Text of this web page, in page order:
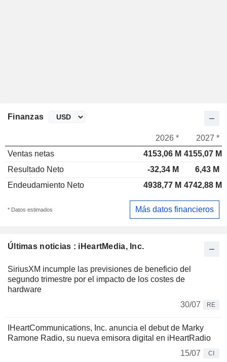
Últimas noticias : iHeartMedia, Inc.
SiriusXM incumple las previsiones de beneficio del
segundo trimestre por el impacto de los costes de
hardware
30/07
RE
IHeartCommunications, Inc. anuncia el debut de Marky
Ramone Radio, su nueva emisora digital en iHeartRadio
15/07
CI
Finanzas
2026 *
2027 *
Ventas netas
4153,06 M 4155,07 M
Resultado Neto
-32,34 M
6,43 M
Endeudamiento Neto
4938,77 M 4742,88 M
* Datos estimados Más datos financieros